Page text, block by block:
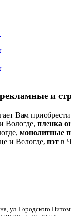
и
Вам приобрести
Вологде, пленка
монолитные
и Вологде, пэт в
ул. Городского